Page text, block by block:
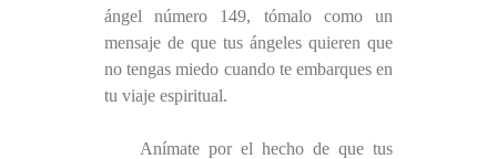
ángel número 149, tómalo como un
mensaje de que tus ángeles quieren que
no tengas miedo cuando te embarques en
tu viaje espiritual.
Anímate por el hecho de que tus